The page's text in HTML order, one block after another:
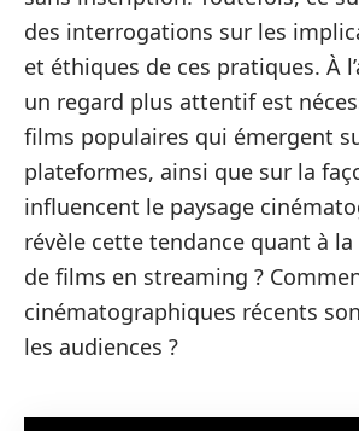
des interrogations sur les
et éthiques de ces pratiques. À
un regard plus attentif est
films populaires qui émergent
plateformes, ainsi que sur la
influencent le paysage
révèle cette tendance quant à
de films en streaming ?
cinématographiques récents
les audiences ?